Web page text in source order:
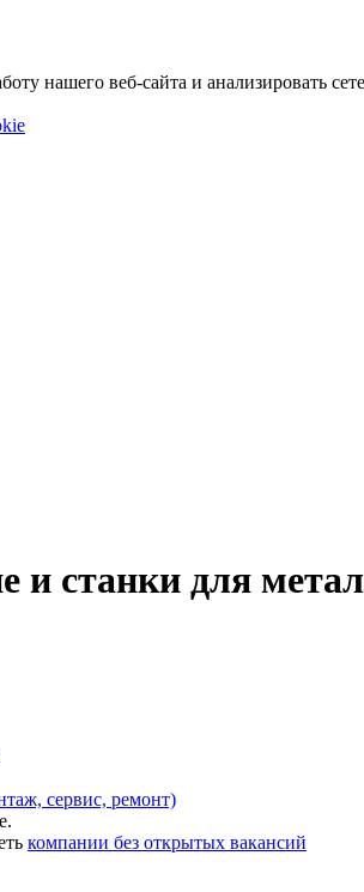
нашего веб-сайта и анализировать
и станки для
сервис, ремонт)
компании без открытых вакансий